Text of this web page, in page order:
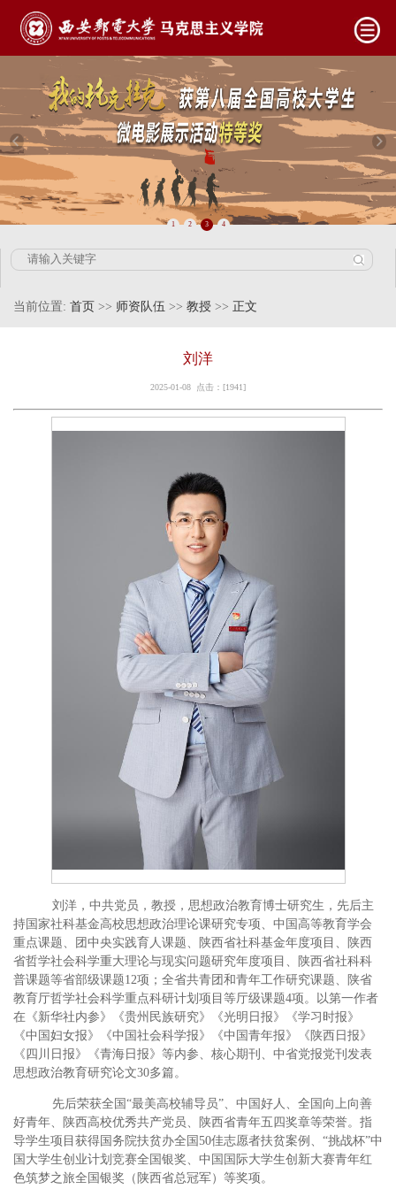
1 2 3 4
当前位置: 首页 >> 师资队伍 >> 教授 >> 正文
刘洋
2025-01-08 点击：[1941]
刘洋，中共党员，教授，思想政治教育博士研究生，先后主
持国家社科基金高校思想政治理论课研究专项、中国高等教育学会
重点课题、团中央实践育人课题、陕西省社科基金年度项目、陕西
省哲学社会科学重大理论与现实问题研究年度项目、陕西省社科科
普课题等省部级课题12项；全省共青团和青年工作研究课题、陕省
教育厅哲学社会科学重点科研计划项目等厅级课题4项。以第一作者
在《新华社内参》《贵州民族研究》《光明日报》《学习时报》
《中国妇女报》《中国社会科学报》《中国青年报》《陕西日报》
《四川日报》《青海日报》等内参、核心期刊、中省党报党刊发表
思想政治教育研究论文30多篇。
先后荣获全国“最美高校辅导员”、中国好人、全国向上向善
好青年、陕西高校优秀共产党员、陕西省青年五四奖章等荣誉。指
导学生项目获得国务院扶贫办全国50佳志愿者扶贫案例、“挑战杯”中
国大学生创业计划竞赛全国银奖、中国国际大学生创新大赛青年红
色筑梦之旅全国银奖（陕西省总冠军）等奖项。